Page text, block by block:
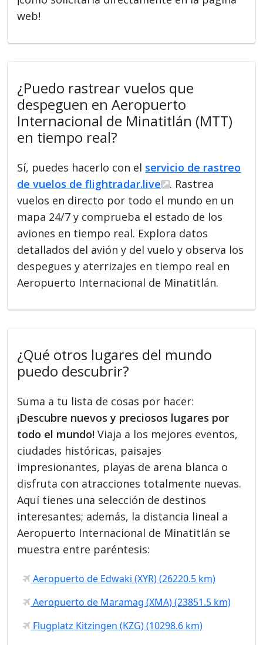
web!
¿Puedo rastrear vuelos que
despeguen en Aeropuerto
Internacional de Minatitlán (MTT)
en tiempo real?
Sí, puedes hacerlo con el servicio de rastreo
de vuelos de flightradar.live
. Rastrea
vuelos en directo por todo el mundo en un
mapa 24/7 y comprueba el estado de los
aviones en tiempo real. Explora datos
detallados del avión y del vuelo y observa los
despegues y aterrizajes en tiempo real en
Aeropuerto Internacional de Minatitlán.
¿Qué otros lugares del mundo
puedo descubrir?
Suma a tu lista de cosas por hacer:
¡Descubre nuevos y preciosos lugares por
todo el mundo! Viaja a los mejores eventos,
ciudades históricas, paisajes
impresionantes, playas de arena blanca o
disfruta con atracciones totalmente nuevas.
Aquí tienes una selección de destinos
interesantes; además, la distancia lineal a
Aeropuerto Internacional de Minatitlán se
muestra entre paréntesis:
Aeropuerto de Edwaki (XYR) (26220.5 km)
Aeropuerto de Maramag (XMA) (23851.5 km)
Flugplatz Kitzingen (KZG) (10298.6 km)